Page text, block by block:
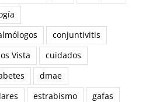
conjuntivitis
Vista
cuidados
dmae
estrabismo
gafas